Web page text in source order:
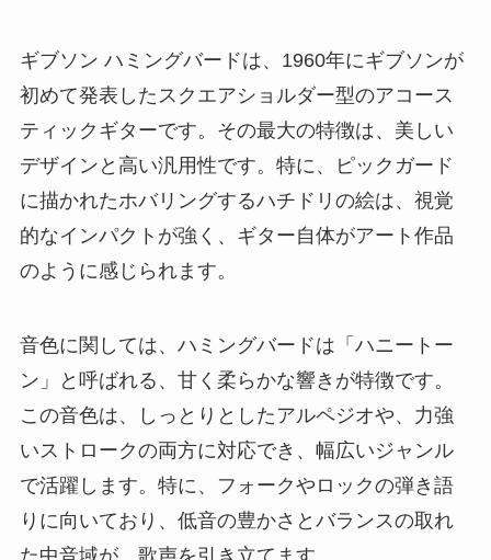
ギブソン ハミングバードは、1960年にギブソンが
初めて発表したスクエアショルダー型のアコース
ティックギターです。その最大の特徴は、美しい
デザインと高い汎用性です。特に、ピックガード
に描かれたホバリングするハチドリの絵は、視覚
的なインパクトが強く、ギター自体がアート作品
のように感じられます。
音色に関しては、ハミングバードは「ハニートー
ン」と呼ばれる、甘く柔らかな響きが特徴です。
この音色は、しっとりとしたアルペジオや、力強
いストロークの両方に対応でき、幅広いジャンル
で活躍します。特に、フォークやロックの弾き語
りに向いており、低音の豊かさとバランスの取れ
た中音域が、歌声を引き立てます。